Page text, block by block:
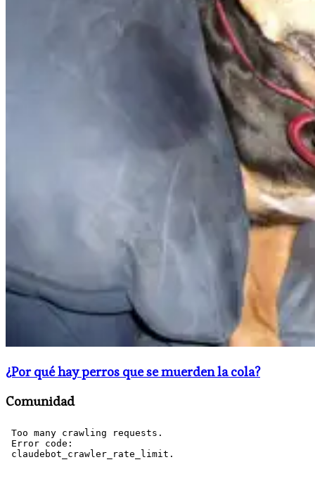
¿Por qué hay perros que se muerden la cola?
Comunidad